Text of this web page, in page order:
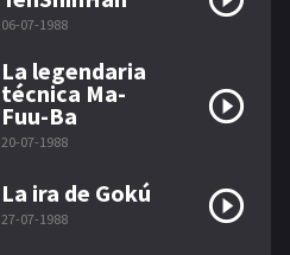
06-07-1988
La legendaria
técnica Ma-
Fuu-Ba
20-07-1988
La ira de Gokú
27-07-1988